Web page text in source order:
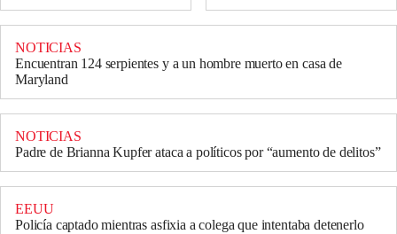
NOTICIAS
Encuentran 124 serpientes y a un hombre muerto en casa de
Maryland
NOTICIAS
Padre de Brianna Kupfer ataca a políticos por “aumento de delitos”
EEUU
Policía captado mientras asfixia a colega que intentaba detenerlo